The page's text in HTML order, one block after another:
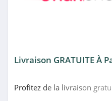
Livraison GRATUITE À
Profitez de la livraison